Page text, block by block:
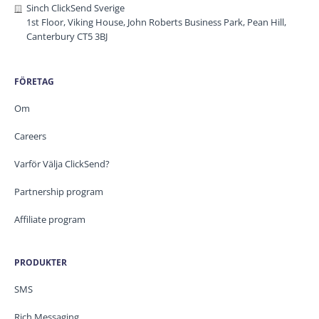
Sinch ClickSend Sverige
1st Floor, Viking House, John Roberts Business Park, Pean Hill,
Canterbury CT5 3BJ
FÖRETAG
Om
Careers
Varför Välja ClickSend?
Partnership program
Affiliate program
PRODUKTER
SMS